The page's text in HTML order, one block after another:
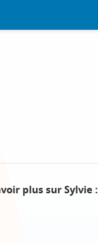
plus sur Sylvie :